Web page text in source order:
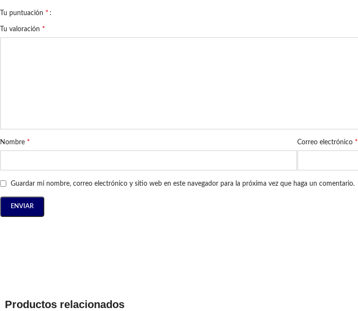
Tu puntuación *
Tu valoración *
Nombre * Correo electrónico *
Guardar mi nombre, correo electrónico y sitio web en este navegador para la próxima vez que haga un comentario.
Productos relacionados